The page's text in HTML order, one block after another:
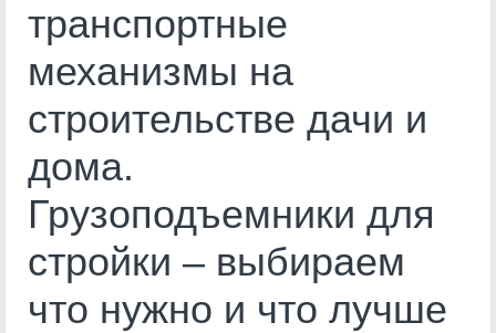
транспортные
механизмы на
строительстве дачи и
дома.
Грузоподъемники для
стройки – выбираем
что нужно и что лучше